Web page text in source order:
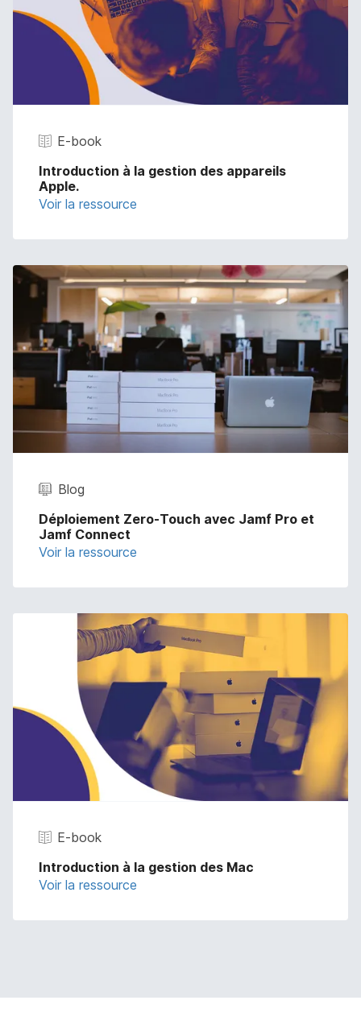
E-book
Introduction à la gestion des appareils
Apple.
Voir la ressource
Blog
Déploiement Zero-Touch avec Jamf Pro et
Jamf Connect
Voir la ressource
E-book
Introduction à la gestion des Mac
Voir la ressource